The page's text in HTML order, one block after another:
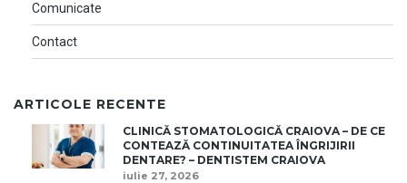
Comunicate
Contact
ARTICOLE RECENTE
CLINICĂ STOMATOLOGICĂ CRAIOVA – DE CE
CONTEAZĂ CONTINUITATEA ÎNGRIJIRII
DENTARE? – DENTISTEM CRAIOVA
iulie 27, 2026